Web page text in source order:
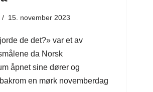
15. november 2023
de det?» var et av
da Norsk
åpnet sine dører og
en mørk novemberdag